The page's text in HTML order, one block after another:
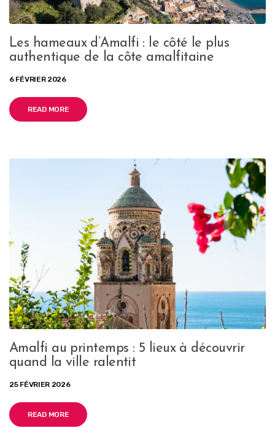
Les hameaux d’Amalfi : le côté le plus
authentique de la côte amalfitaine
6 FÉVRIER 2026
READ MORE
Amalfi au printemps : 5 lieux à découvrir
quand la ville ralentit
25 FÉVRIER 2026
READ MORE